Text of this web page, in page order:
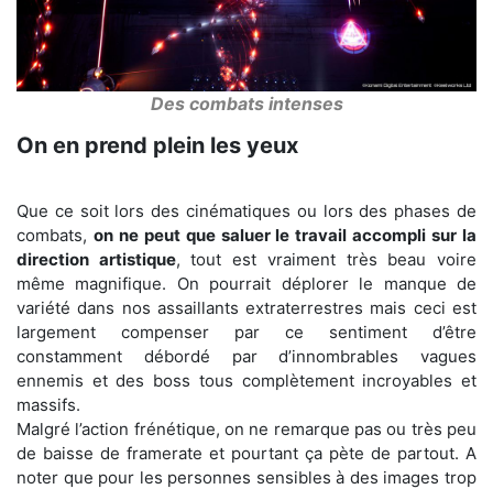
Des combats intenses
On en prend plein les yeux
Que ce soit lors des cinématiques ou lors des phases de
combats, on ne peut que saluer le travail accompli sur la
direction artistique, tout est vraiment très beau voire
même magnifique. On pourrait déplorer le manque de
variété dans nos assaillants extraterrestres mais ceci est
largement compenser par ce sentiment d’être
constamment débordé par d’innombrables vagues
ennemis et des boss tous complètement incroyables et
massifs.
Malgré l’action frénétique, on ne remarque pas ou très peu
de baisse de framerate et pourtant ça pète de partout. A
noter que pour les personnes sensibles à des images trop